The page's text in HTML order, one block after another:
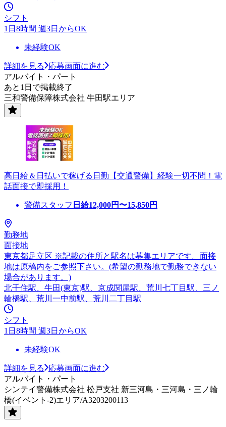
シフト
1日8時間 週3日からOK
未経験OK
詳細を見る
応募画面に進む
アルバイト・パート
あと1日で掲載終了
三和警備保障株式会社 牛田駅エリア
高日給＆日払いで稼げる日勤【交通警備】経験一切不問！電
話面接で即採用！
警備スタッフ 日給12,000円〜15,850円
勤務地
面接地
東京都足立区 ※記載の住所と駅名は募集エリアです。面接
地は原稿内をご参照下さい。(希望の勤務地で勤務できない
場合があります。)
北千住駅、牛田(東京)駅、京成関屋駅、荒川七丁目駅、三ノ
輪橋駅、荒川一中前駅、荒川二丁目駅
シフト
1日8時間 週3日からOK
未経験OK
詳細を見る
応募画面に進む
アルバイト・パート
シンテイ警備株式会社 松戸支社 新三河島・三河島・三ノ輪
橋(イベント-2)エリア/A3203200113